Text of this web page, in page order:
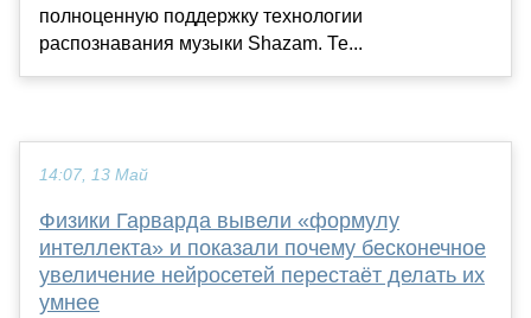
полноценную поддержку технологии
распознавания музыки Shazam. Те...
14:07, 13 Май
Физики Гарварда вывели «формулу
интеллекта» и показали почему бесконечное
увеличение нейросетей перестаёт делать их
умнее